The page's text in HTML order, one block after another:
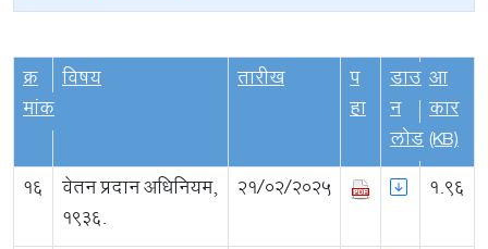
क्र
मांक
विषय तारीख
प
हा
डाउ
न
लोड
आ
कार
(KB)
16 वेतन प्रदान अधिनियम,
१९३६.
21/02/2025 1.96